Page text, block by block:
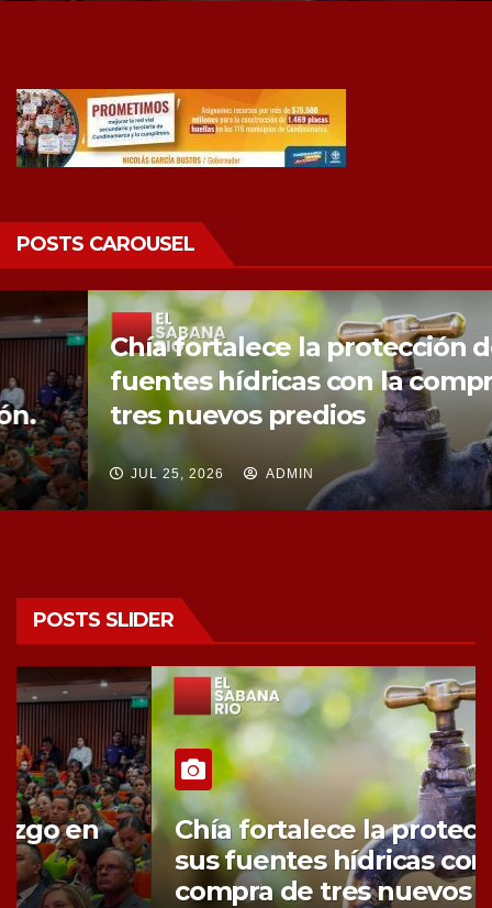
POSTS CAROUSEL
Chía fortalece la protección de sus
fuentes hídricas con la compra de
tres nuevos predios
JUL 25, 2026 ADMIN
POSTS SLIDER
Chía fortalece la protección de
sus fuentes hídricas con la
compra de tres nuevos predios